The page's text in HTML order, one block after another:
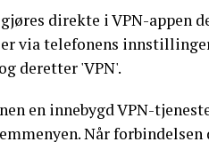
direkte i VPN-appen
via telefonens
deretter 'VPN'.
en innebygd VPN-
Når